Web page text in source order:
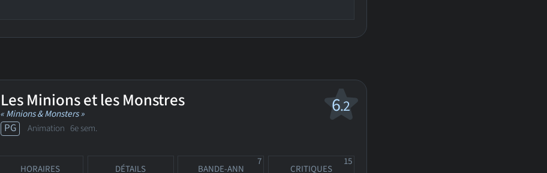
6.2
Les Minions et les Monstres
« Minions & Monsters »
PG Animation 6e sem.
HORAIRES DÉTAILS BANDE-ANN
7
CRITIQUES
15